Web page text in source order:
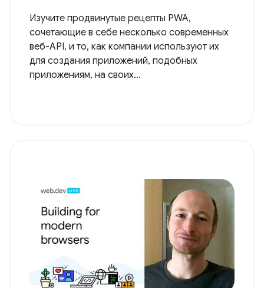
Изучите продвинутые рецепты PWA,
сочетающие в себе несколько современных
веб-API, и то, как компании используют их
для создания приложений, подобных
приложениям, на своих...